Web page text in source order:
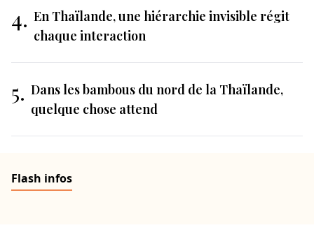
4. En Thaïlande, une hiérarchie invisible régit
chaque interaction
5. Dans les bambous du nord de la Thaïlande,
quelque chose attend
Flash infos